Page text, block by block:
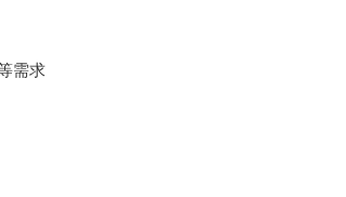
需求